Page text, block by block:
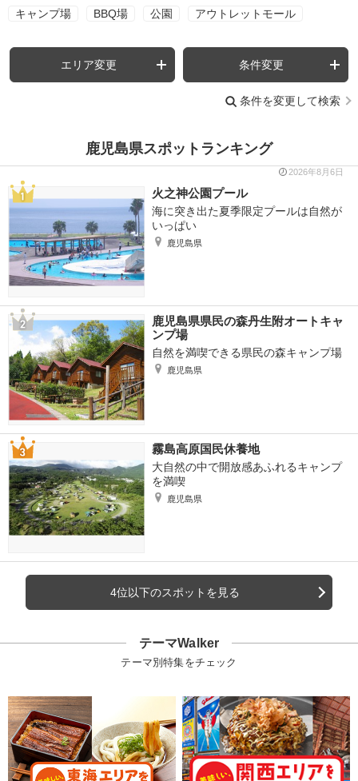
キャンプ場 BBQ場 公園 アウトレットモール
エリア変更 条件変更
条件を変更して検索
鹿児島県スポットランキング
2026年8月6日
火之神公園プール
海に突き出た夏季限定プールは自然が
いっぱい
鹿児島県
鹿児島県県民の森丹生附オートキャ
ンプ場
自然を満喫できる県民の森キャンプ場
鹿児島県
霧島高原国民休養地
大自然の中で開放感あふれるキャンプ
を満喫
鹿児島県
4位以下のスポットを見る
テーマWalker
テーマ別特集をチェック